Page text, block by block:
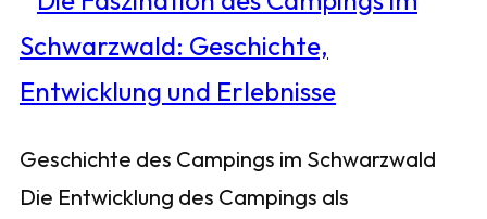
Geschichte des Campings im Schwarzwald
Die Entwicklung des Campings als